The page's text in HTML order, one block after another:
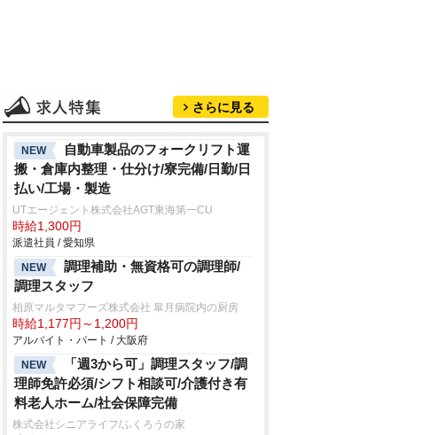
さらに見る
NEW
自動車製品のフォークリフト運
搬・倉庫内整理・仕分け/寮完備/日勤/日
払い/工場・製造
UTエージェント株式会社AGT東海第一CU
時給1,300円
派遣社員 / 愛知県
NEW
調理補助・無資格可の調理師/
調理スタッフ
柏原マルタマフーズ株式会社 皐月病院内の厨房
時給1,177円～1,200円
アルバイト・パート / 大阪府
NEW
「週3から可」調理スタッフ/調
理師免許必須/シフト相談可/介護付き有
料老人ホーム/社会保障完備
株式会社シニアライフ/ふくろうの家